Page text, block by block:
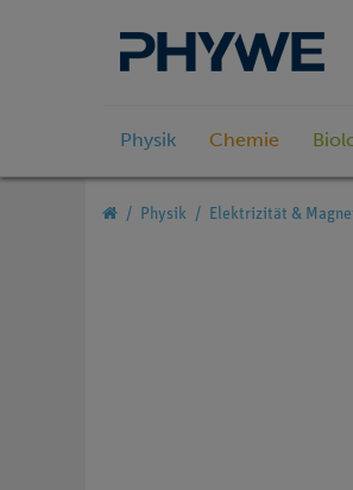
Physik Chemie
Physik Elektrizität &